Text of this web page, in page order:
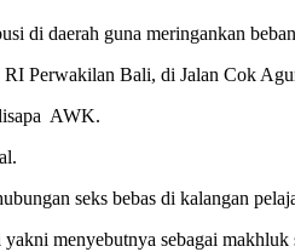
di daerah guna meringankan
Perwakilan Bali, di Jalan Cok
AWK.
seks bebas di kalangan
menyebutnya sebagai